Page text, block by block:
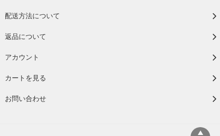
配送方法について
返品について
アカウント
カートを見る
お問い合わせ